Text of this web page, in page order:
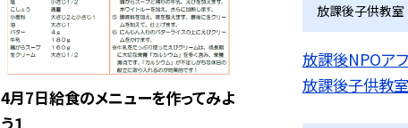
4月7日給食のメニューを作ってみよ
う１
放課後子供教室
放課後NPOア
放課後子供教